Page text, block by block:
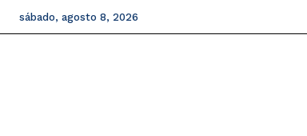
sábado, agosto 8, 2026